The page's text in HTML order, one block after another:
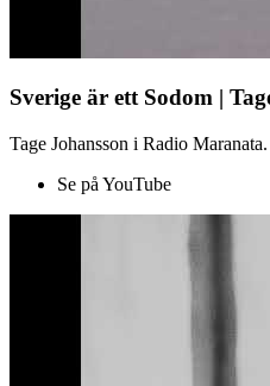
Sverige är ett Sodom |
Tage Johansson i Radio Maranata.
Se på YouTube